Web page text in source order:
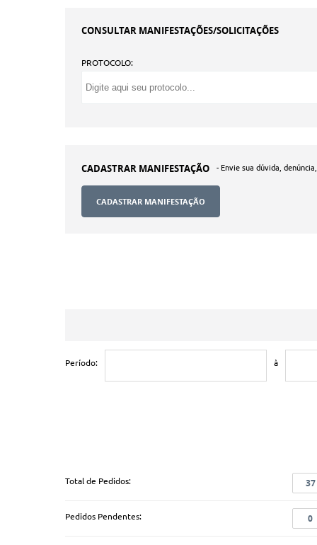
CONSULTAR MANIFESTAÇÕES/SOLICITAÇÕES
PROTOCOLO:
CADASTRAR MANIFESTAÇÃO - Envie sua dúvida,
Período: à
Total de Pedidos: 37
Pedidos Pendentes: 0